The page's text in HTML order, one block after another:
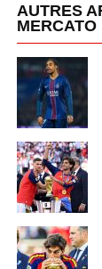
AUTRES
MERCATO